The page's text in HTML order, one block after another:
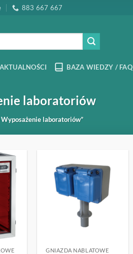
883 667 667
AKTUALNOŚCI BAZA WIEDZY / FAQ
laboratoriów
Wyposażenie laboratoriów”
OBSERWUJ
GNIAZDA NABLATOWE